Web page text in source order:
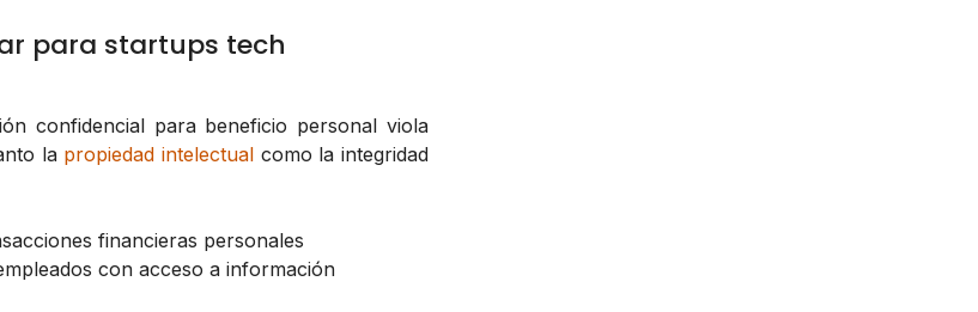
para startups tech
confidencial para beneficio personal viola
la propiedad intelectual como la integridad
financieras personales
con acceso a información